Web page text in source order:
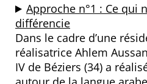
Approche n°1 : Ce qui
différencie
Dans le cadre d’une
réalisatrice Ahlem
IV de Béziers (34) a